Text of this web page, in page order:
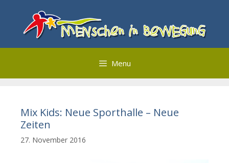
springen
Menu
Mix Kids: Neue Sporthalle – Neue
Zeiten
27. November 2016